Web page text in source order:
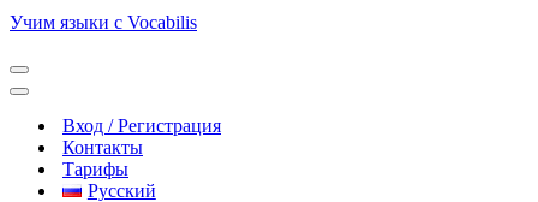
Учим языки с Vocabilis
Меню
навигации
Меню
навигацииВход / Регистрация
Контакты
Тарифы
Русский